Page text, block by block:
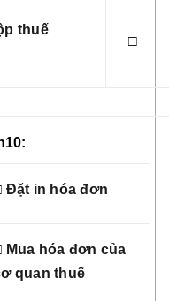
thuế
□
Đặt in hóa đơn
Mua hóa đơn của
quan thuế